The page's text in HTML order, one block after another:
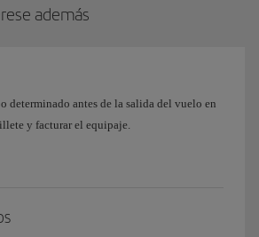
además
determinado antes de la salida del vuelo en
y facturar el equipaje.